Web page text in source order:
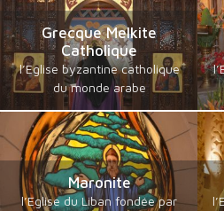
Grecque Melkite
Catholique
l’Eglise byzantine catholique
du monde arabe
Maronite
l’Eglise du Liban fondée par